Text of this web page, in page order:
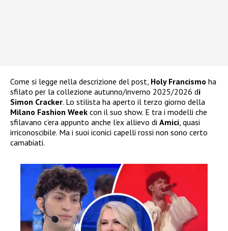
Come si legge nella descrizione del post, Holy Francismo ha
sfilato per la collezione autunno/inverno 2025/2026 di
Simon Cracker. Lo stilista ha aperto il terzo giorno della
Milano Fashion Week con il suo show. E tra i modelli che
sfilavano c’era appunto anche l’ex allievo di Amici, quasi
irriconoscibile. Ma i suoi iconici capelli rossi non sono certo
camabiati.